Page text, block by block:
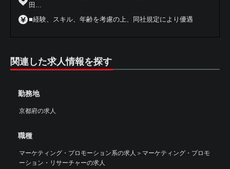
田...
■経験、スキル、年齢を考慮の上、同社規定により優遇
関連した求人情報を探す
勤務地
京都府の求人
職種
マーケティング・プロモーション系の求人 ＞ マーケティング・プロモ
ーション・リサーチャーの求人